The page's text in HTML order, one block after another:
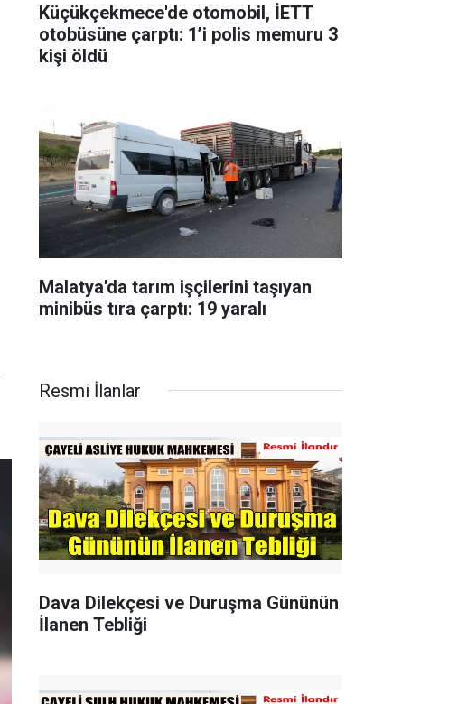
Küçükçekmece'de otomobil, İETT
otobüsüne çarptı: 1’i polis memuru 3
kişi öldü
Malatya'da tarım işçilerini taşıyan
minibüs tıra çarptı: 19 yaralı
Resmi İlanlar
Dava Dilekçesi ve Duruşma Gününün
İlanen Tebliği